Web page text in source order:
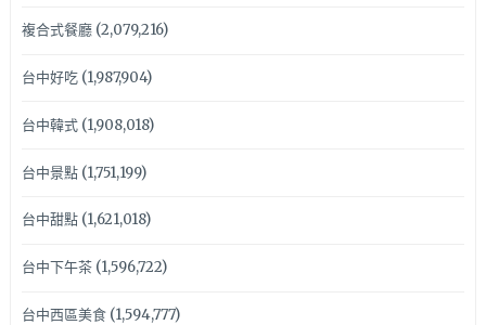
複合式餐廳(2,079,216)
台中好吃(1,987,904)
台中韓式(1,908,018)
台中景點(1,751,199)
台中甜點(1,621,018)
台中下午茶(1,596,722)
台中西區美食(1,594,777)